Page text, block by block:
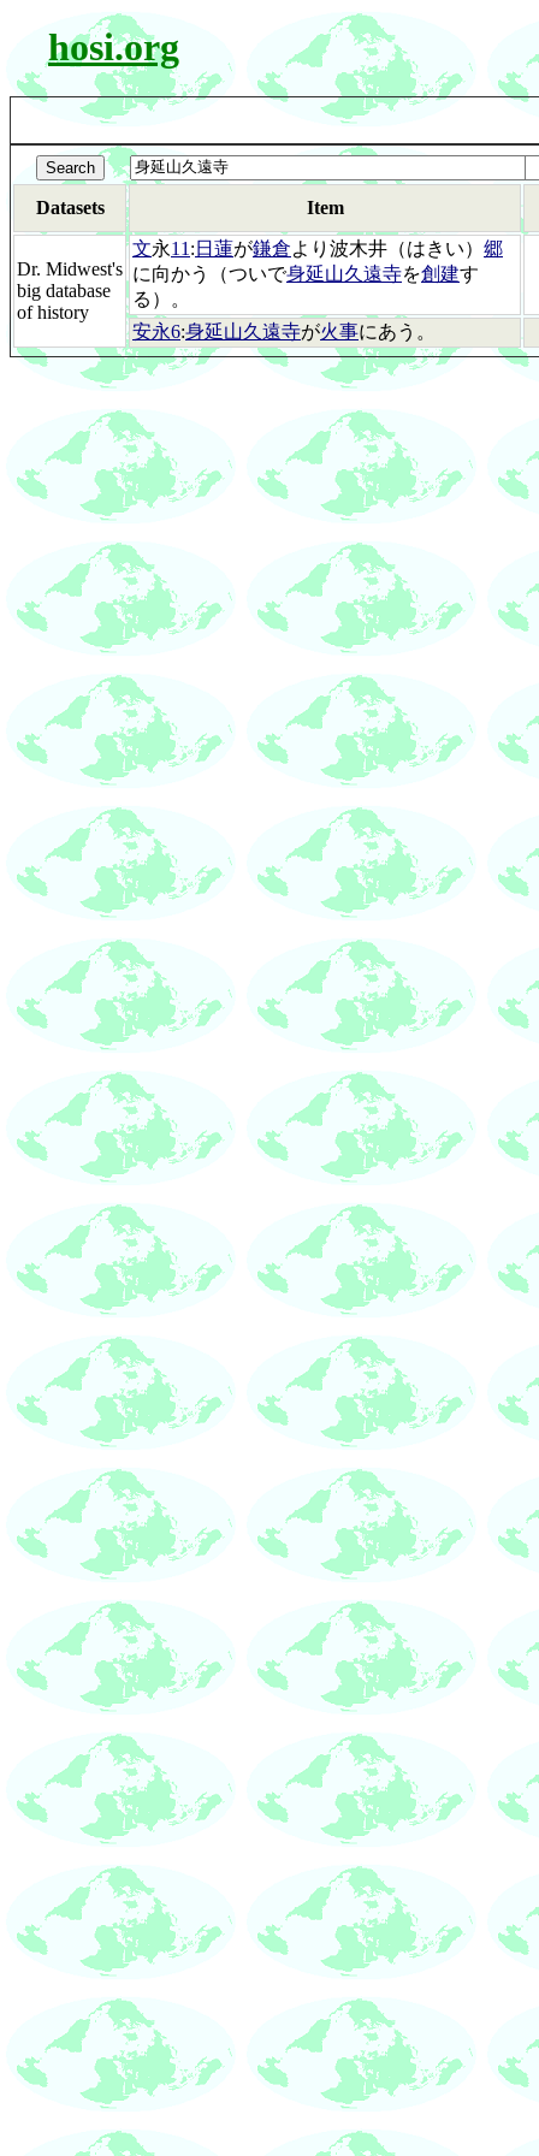
hosi.org
Datasets Item
Dr. Midwest's
big database
of history
文永11 : 日蓮が鎌倉より波木井（はきい） 郷
に向かう（ついで身延山久遠寺を創建す
る）。
安永6:身延山久遠寺が火事にあう。